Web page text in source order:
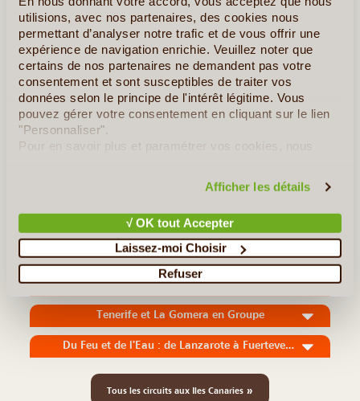
utilisions, avec nos partenaires, des cookies nous
permettant d’analyser notre trafic et de vous offrir une
expérience de navigation enrichie. Veuillez noter que
certains de nos partenaires ne demandent pas votre
consentement et sont susceptibles de traiter vos
données selon le principe de l'intérêt légitime. Vous
pouvez gérer votre consentement en cliquant sur le lien
"Personnaliser".
Pour en savoir plus et paramétrer vos cookies, nous
Afficher les détails
√ OK tout Accepter
Laissez-moi Choisir
Refuser
8J/7N
pédaler dans les terres volcaniques de cette île mystérieuse et
En détail ≻
De la Plus Peuplée à la Plus Sauvage...
Tenerife et La Gomera en Groupe
Du Feu et de l'Eau : de Lanzarote à Fuerteventura
Tous les circuits aux Iles Canaries »